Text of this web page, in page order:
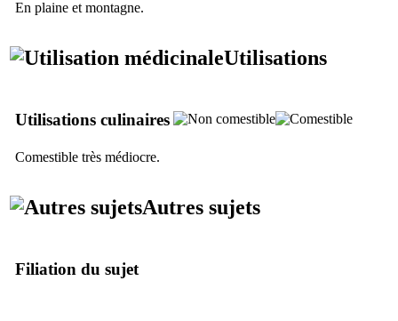
En plaine et montagne.
Utilisations
Utilisations culinaires
Comestible très médiocre.
Autres sujets
Filiation du sujet